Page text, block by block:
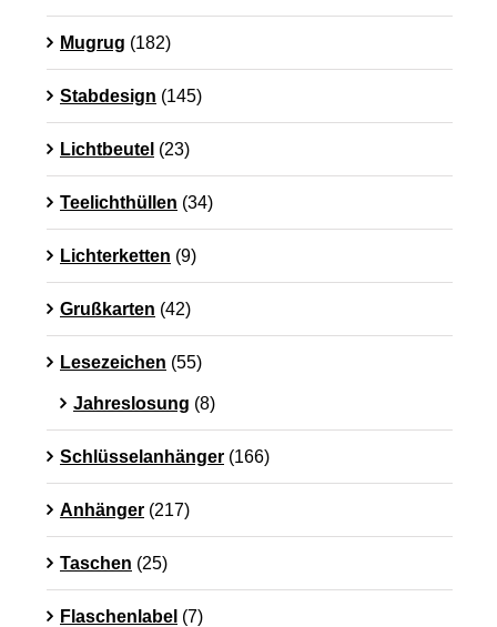
Mugrug (182)
Stabdesign (145)
Lichtbeutel (23)
Teelichthüllen (34)
Lichterketten (9)
Grußkarten (42)
Lesezeichen (55)
Jahreslosung (8)
Schlüsselanhänger (166)
Anhänger (217)
Taschen (25)
Flaschenlabel (7)